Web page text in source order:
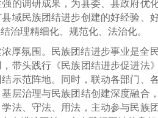
的调研成果，为县委、县政府优
域民族团结进步创建的好经验、
治理精细化、规范化、法治化。
厚氛围。民族团结进步事业是全
带头践行《民族团结进步促进法
示范阵地。同时，联动各部门、
层治理与民族团结创建深度融合
法、守法、用法，主动参与民族